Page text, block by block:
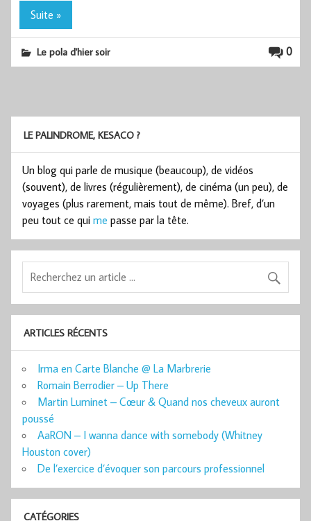
Suite »
0
Le pola d'hier soir
LE PALINDROME, KESACO ?
Un blog qui parle de musique (beaucoup), de vidéos
(souvent), de livres (régulièrement), de cinéma (un peu), de
voyages (plus rarement, mais tout de même). Bref, d’un
peu tout ce qui me passe par la tête.
ARTICLES RÉCENTS
Irma en Carte Blanche @ La Marbrerie
Romain Berrodier – Up There
Martin Luminet – Cœur & Quand nos cheveux auront
poussé
AaRON – I wanna dance with somebody (Whitney
Houston cover)
De l’exercice d’évoquer son parcours professionnel
CATÉGORIES